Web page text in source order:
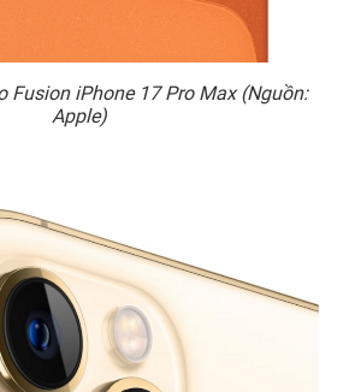
Fusion iPhone 17 Pro Max (Nguồn:
Apple)